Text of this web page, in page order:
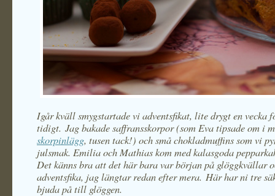
Igår kväll smygstartade vi adventsfikat, lite drygt en vecka
tidigt. Jag bakade saffransskorpor (som Eva tipsade om i
skorpinlägg, tusen tack!) och små chokladmuffins som vi
julsmak. Emilia och Mathias kom med kalasgoda
Det känns bra att det här bara var början på glöggkvällar
adventsfika, jag längtar redan efter mera. Här har ni tre
bjuda på till glöggen.